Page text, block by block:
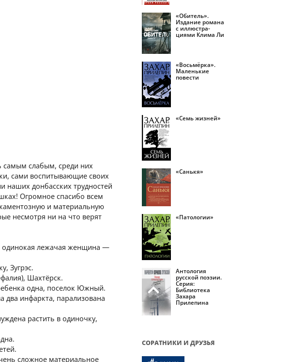
слабым, среди них
сами воспитывающие своих
наших донбасских трудностей
Огромное спасибо всем
и материальную
несмотря ни на что верят
одинокая лежачая женщина —
Зугрэс.
Шахтёрск.
одна, поселок Южный.
два инфаркта, парализована
растить в одиночку,
сложное материальное
«Обитель».
Издание романа
с иллюстра­
циями Клима Ли
«Восьмёрка».
Маленькие
повести
«Семь жизней»
«Санькя»
«Патологии»
Антология
русской поэзии.
Серия:
Библиотека
Захара
Прилепина
СОРАТНИКИ И ДРУЗЬЯ